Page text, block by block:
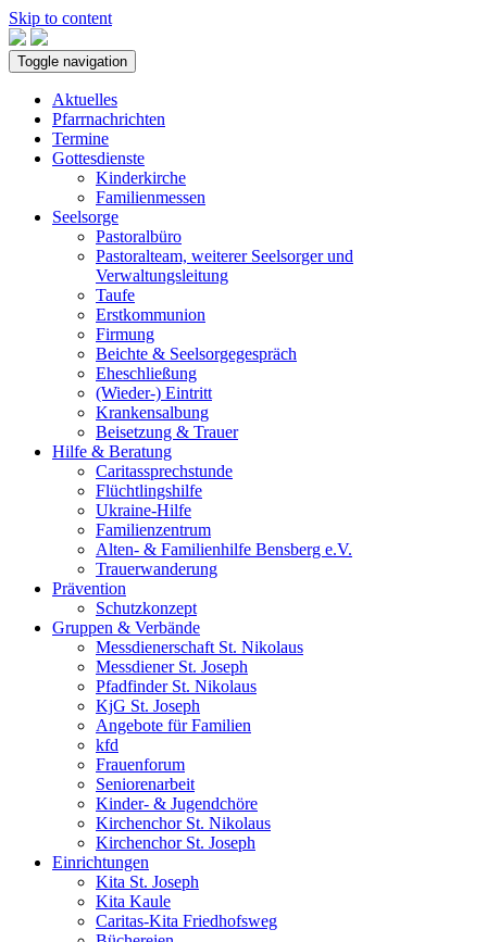
Skip to content
Toggle navigation
Aktuelles
Pfarrnachrichten
Termine
Gottesdienste
Kinderkirche
Familienmessen
Seelsorge
Pastoralbüro
Pastoralteam, weiterer Seelsorger und
Verwaltungsleitung
Taufe
Erstkommunion
Firmung
Beichte & Seelsorgegespräch
Eheschließung
(Wieder-) Eintritt
Krankensalbung
Beisetzung & Trauer
Hilfe & Beratung
Caritassprechstunde
Flüchtlingshilfe
Ukraine-Hilfe
Familienzentrum
Alten- & Familienhilfe Bensberg e.V.
Trauerwanderung
Prävention
Schutzkonzept
Gruppen & Verbände
Messdienerschaft St. Nikolaus
Messdiener St. Joseph
Pfadfinder St. Nikolaus
KjG St. Joseph
Angebote für Familien
kfd
Frauenforum
Seniorenarbeit
Kinder- & Jugendchöre
Kirchenchor St. Nikolaus
Kirchenchor St. Joseph
Einrichtungen
Kita St. Joseph
Kita Kaule
Caritas-Kita Friedhofsweg